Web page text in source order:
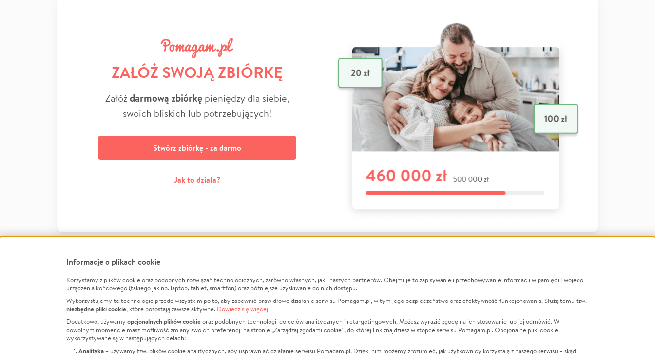
ZAŁÓŻ SWOJĄ ZBIÓRKĘ
Załóżdarmową zbiórkępieniędzy dla siebie,
swoich bliskich lub potrzebujących!
Stwórz zbiórkę - za darmo
Jak to działa?
FacebookTwitter Instagram
LinkedInTikTok Youtube
Informacje
Jak to działa?
Regulamin
Polityka Prywatności
O nas
Opinie
Raporty
Za darmo
Zbieraj na
Leczenie
Zwierzęta
Pożar
LGBTQ+
Powódź
Wichura
Informacje o plikach cookie
Korzystamy z plików cookie oraz podobnych rozwiązań technologicznych, zarówno własnych, jak i naszych partnerów. Obejmuje to zapisywanie i przechowywanie informacji w pamięci Twojego
urządzenia końcowego (takiego jak np. laptop, tablet, smartfon) oraz późniejsze uzyskiwanie do nich dostępu.
Wykorzystujemy te technologie przede wszystkim po to, aby zapewnić prawidłowe działanie serwisu Pomagam.pl, w tym jego bezpieczeństwo oraz efektywność funkcjonowania. Służą temu tzw.
niezbędne pliki cookie, które pozostają zawsze aktywne. Dowiedz się więcej
Dodatkowo, używamy opcjonalnych plików cookieoraz podobnych technologii do celów analitycznych i retargetingowych. Możesz wyrazić zgodę na ich stosowanie lub jej odmówić. W
dowolnym momencie masz możliwość zmiany swoich preferencji na stronie „Zarządzaj zgodami cookie”, do której link znajdziesz w stopce serwisu Pomagam.pl. Opcjonalne pliki cookie
wykorzystywane są w następujących celach:
Analityka – używamy tzw. plików cookie analitycznych, aby usprawniać działanie serwisu Pomagam.pl. Dzięki nim możemy zrozumieć, jak użytkownicy korzystają z naszego serwisu – skąd